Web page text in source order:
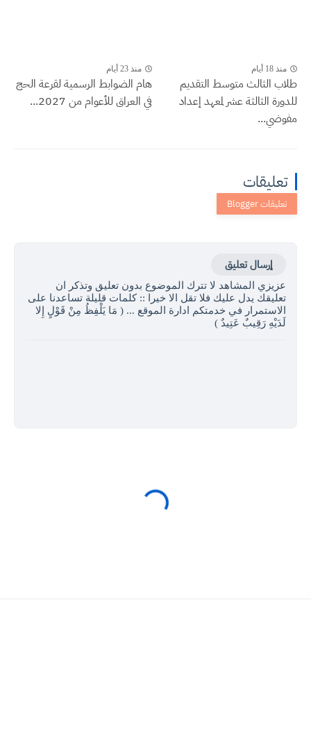
منذ 18 أيام
طلاب الثالث متوسط التقديم
للدورة الثالثة عشر لمعهد إعداد
مفوضي...
منذ 23 أيام
هام الضوابط الرسمية لقرعة الحج
في العراق للأعوام من 2027...
تعليقات
إرسال تعليق
عزيزي المشاهد لا تترك الموضوع بدون تعليق وتذكر ان
تعليقك يدل عليك فلا تقل الا خيرا :: كلمات قليلة تساعدنا على
الاستمرار في خدمتكم ادارة الموقع ... ( مَا يَلْفِظُ مِنْ قَوْلٍ إِلا
لَدَيْهِ رَقِيبٌ عَتِيدٌ )